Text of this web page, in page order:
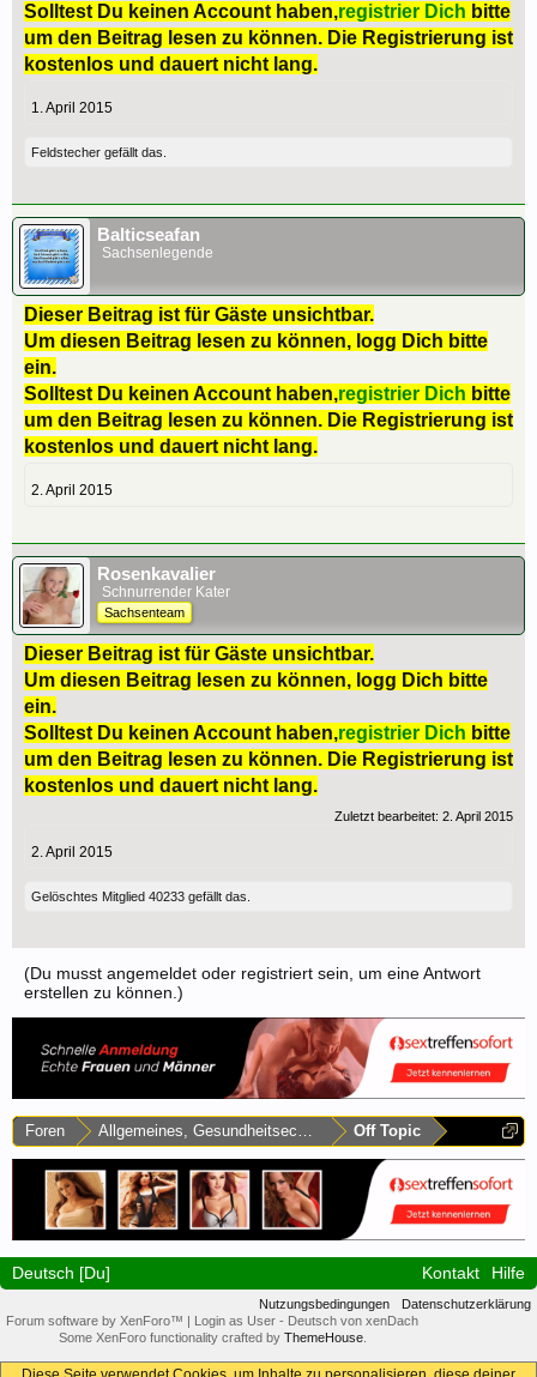
Solltest Du keinen Account haben,registrier Dich bitte
um den Beitrag lesen zu können. Die Registrierung ist
kostenlos und dauert nicht lang.
1. April 2015
Feldstecher gefällt das.
Balticseafan
Sachsenlegende
Dieser Beitrag ist für Gäste unsichtbar.
Um diesen Beitrag lesen zu können, logg Dich bitte
ein.
Solltest Du keinen Account haben,registrier Dich bitte
um den Beitrag lesen zu können. Die Registrierung ist
kostenlos und dauert nicht lang.
2. April 2015
Rosenkavalier
Schnurrender Kater
Sachsenteam
Dieser Beitrag ist für Gäste unsichtbar.
Um diesen Beitrag lesen zu können, logg Dich bitte
ein.
Solltest Du keinen Account haben,registrier Dich bitte
um den Beitrag lesen zu können. Die Registrierung ist
kostenlos und dauert nicht lang.
Zuletzt bearbeitet: 2. April 2015
2. April 2015
Gelöschtes Mitglied 40233 gefällt das.
(Du musst angemeldet oder registriert sein, um eine Antwort
erstellen zu können.)
Foren Allgemeines, Gesundheitsecke & Umfragen
Off Topic
Deutsch [Du] Kontakt Hilfe
Nutzungsbedingungen
Datenschutzerklärung
Forum software by XenForo™ | Login as User - Deutsch von xenDach
Some XenForo functionality crafted by ThemeHouse.